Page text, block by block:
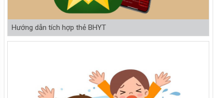
Hướng dẫn tích hợp thẻ BHYT